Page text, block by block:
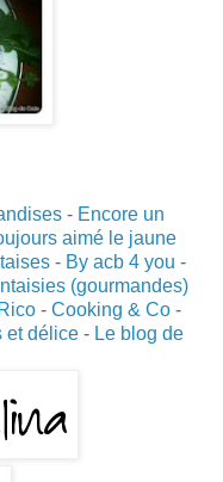
- Encore un
aimé le jaune
- By acb 4 you -
(gourmandes)
- Cooking & Co -
et délice - Le blog de